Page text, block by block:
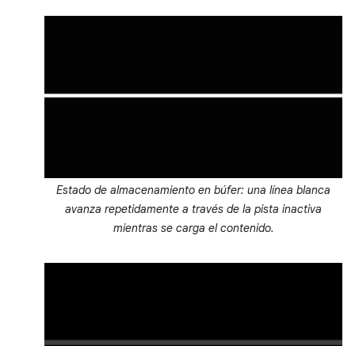
Estado de almacenamiento en búfer: una línea blanca
avanza repetidamente a través de la pista inactiva
mientras se carga el contenido.